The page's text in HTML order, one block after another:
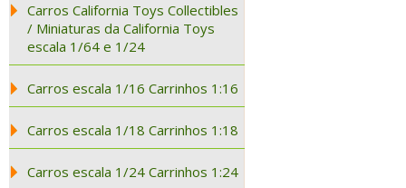
Carros California Toys Collectibles
/ Miniaturas da California Toys
escala 1/64 e 1/24
Carros escala 1/16 Carrinhos 1:16
Carros escala 1/18 Carrinhos 1:18
Carros escala 1/24 Carrinhos 1:24